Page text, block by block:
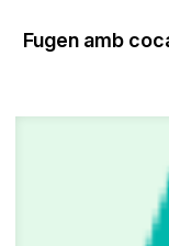
Fugen amb